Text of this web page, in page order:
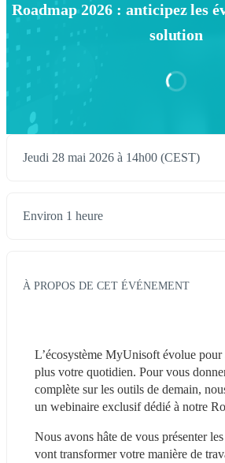
Roadmap 2026 : anticipez les
solution
Jeudi 28 mai 2026 à 14h00 (CEST)
Environ 1 heure
À PROPOS DE CET ÉVÉNEMENT
L’écosystème MyUnisoft évolue
plus votre quotidien. Pour vous
complète sur les outils de demain,
un webinaire exclusif dédié à notre
Nous avons hâte de vous présenter
vont transformer votre manière de